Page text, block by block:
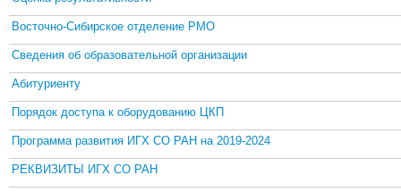
Восточно-Сибирское отделение РМО
Сведения об образовательной организации
Абитуриенту
Порядок доступа к оборудованию ЦКП
Программа развития ИГХ СО РАН на 2019-2024
РЕКВИЗИТЫ ИГХ СО РАН